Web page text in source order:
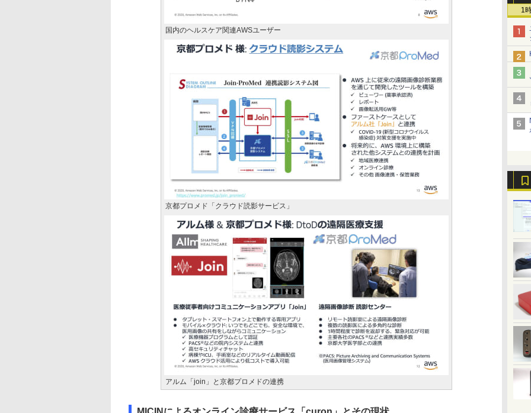
1
国内のヘルスケア関連AWSユーザー
京都プロメド「クラウド読影サービス」
アルム「join」と京都プロメドの連携